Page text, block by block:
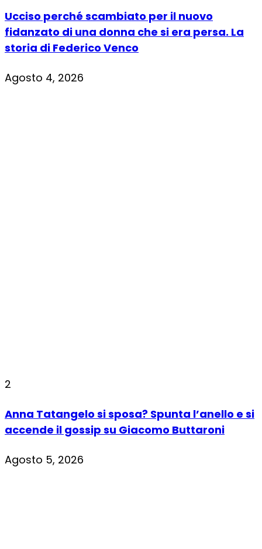
Ucciso perché scambiato per il nuovo
fidanzato di una donna che si era persa. La
storia di Federico Venco
Agosto 4, 2026
2
Anna Tatangelo si sposa? Spunta l’anello e si
accende il gossip su Giacomo Buttaroni
Agosto 5, 2026